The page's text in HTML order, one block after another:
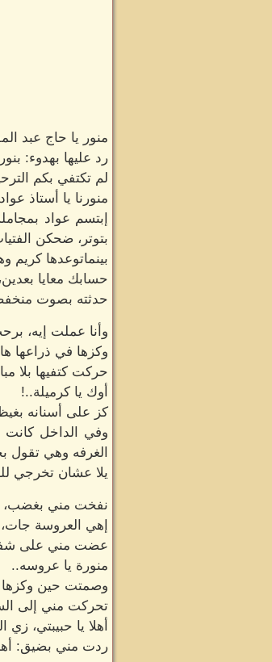
منور يا حاج عبد
رد عليها بهدوء:
لم تكتفي بكم
منورنا يا أستاذ
إبتسم عواد
بتوتر، ضحكن
بينماتوعدها كريم
حسابك معايا
حدثته بصوت
وأنا عملت إيه،
وكزها في ذراعها
حركت كتفيها بلا
أوك يا كرميلة..!
كز على أسنانه
وفي الداخل
الغرفه وهي تقول
يلا عشان تخرجي
نفخت مني بغضب،
إهي العروسة
عضت مني على
منورة يا عروسه..
وصمتت حين وكزها
تحركت مني إلى
أهلا يا حبيبتي،
ردت مني بضيق: